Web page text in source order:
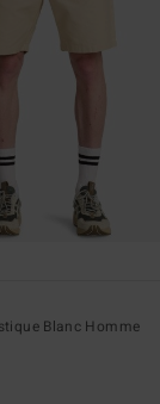
Blanc Homme